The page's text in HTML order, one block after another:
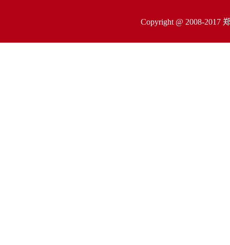
Copyright @ 2008-2017